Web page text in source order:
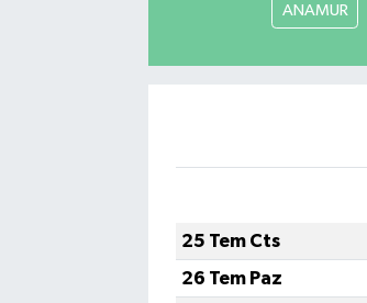
ANAMUR
25 Tem Cts
26 Tem Paz